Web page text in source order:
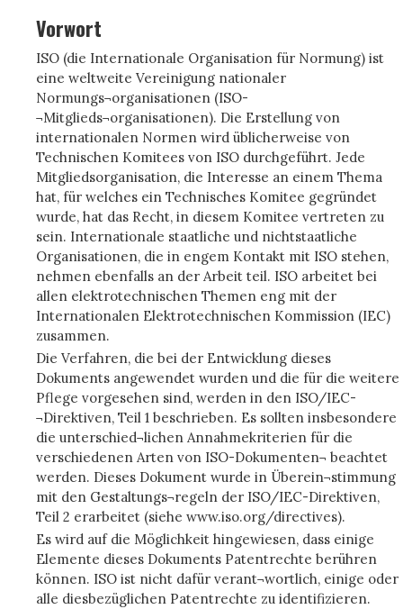
Vorwort
ISO (die Internationale Organisation für Normung) ist
eine weltweite Vereinigung nationaler
Normungs¬organisationen (ISO-
¬Mitglieds¬organisationen). Die Erstellung von
internationalen Normen wird üblicherweise von
Technischen Komitees von ISO durchgeführt. Jede
Mitgliedsorganisation, die Interesse an einem Thema
hat, für welches ein Technisches Komitee gegründet
wurde, hat das Recht, in diesem Komitee vertreten zu
sein. Internationale staatliche und nichtstaatliche
Organisationen, die in engem Kontakt mit ISO stehen,
nehmen ebenfalls an der Arbeit teil. ISO arbeitet bei
allen elektrotechnischen Themen eng mit der
Internationalen Elektrotechnischen Kommission (IEC)
zusammen.
Die Verfahren, die bei der Entwicklung dieses
Dokuments angewendet wurden und die für die weitere
Pflege vorgesehen sind, werden in den ISO/IEC-
¬Direktiven, Teil 1 beschrieben. Es sollten insbesondere
die unterschied¬lichen Annahmekriterien für die
verschiedenen Arten von ISO-Dokumenten¬ beachtet
werden. Dieses Dokument wurde in Überein¬stimmung
mit den Gestaltungs¬regeln der ISO/IEC-Direktiven,
Teil 2 erarbeitet (siehe www.iso.org/directives).
Es wird auf die Möglichkeit hingewiesen, dass einige
Elemente dieses Dokuments Patentrechte berühren
können. ISO ist nicht dafür verant¬wortlich, einige oder
alle diesbezüglichen Patentrechte zu identifizieren.